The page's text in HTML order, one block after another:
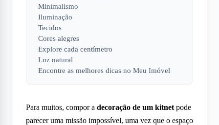
Minimalismo
Iluminação
Tecidos
Cores alegres
Explore cada centímetro
Luz natural
Encontre as melhores dicas no Meu Imóvel
Para muitos, compor a decoração de um kitnet pode
parecer uma missão impossível, uma vez que o espaço